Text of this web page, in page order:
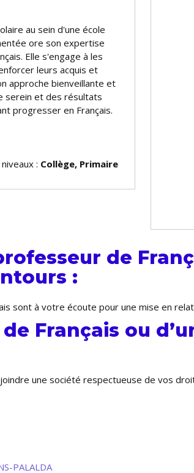
au sein d'une école
offre son expertise
Elle s'engage à les
leurs acquis et
approche bienveillante et
serein et des résultats
progresser en Français.
: Collège, Primaire
de
:
sont à votre écoute pour une mise en
Français ou
une société respectueuse de vos
PALALDA